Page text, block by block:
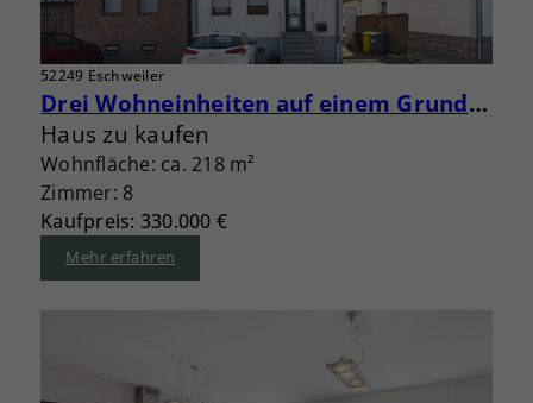
52249 Eschweiler
Drei Wohneinheiten auf einem Grundstück – Eigennutzung und Vermietung kombinieren
Haus zu kaufen
Wohnfläche: ca. 218 m²
Zimmer: 8
Kaufpreis: 330.000 €
Mehr erfahren